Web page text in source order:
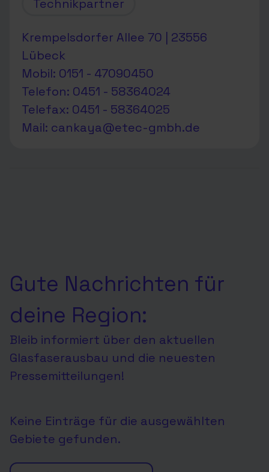
Technikpartner
Krempelsdorfer Allee 70 | 23556
Lübeck
Mobil: 0151 - 47090450
Telefon: 0451 - 58364024
Telefax: 0451 - 58364025
Mail: cankaya@etec-gmbh.de
Gute Nachrichten für
deine Region:
Bleib informiert über den aktuellen
Glasfaserausbau und die neuesten
Pressemitteilungen!
Keine Einträge für die ausgewählten
Gebiete gefunden.